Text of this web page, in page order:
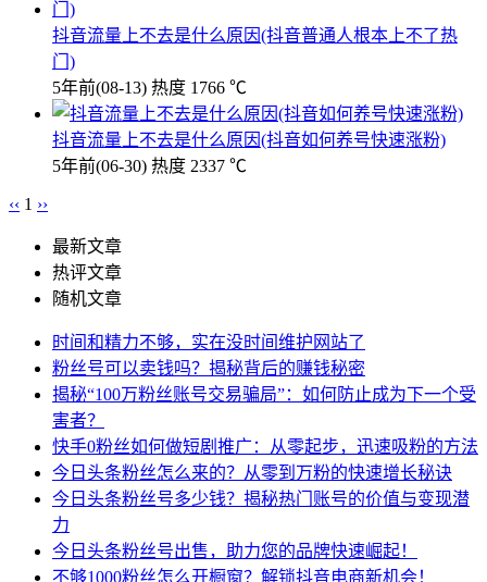
抖音流量上不去是什么原因(抖音普通人根本上不了热
门)
5年前(08-13) 热度 1766 ℃
抖音流量上不去是什么原因(抖音如何养号快速涨粉)
5年前(06-30) 热度 2337 ℃
‹‹ 1 ››
最新文章
热评文章
随机文章
时间和精力不够，实在没时间维护网站了
粉丝号可以卖钱吗？揭秘背后的赚钱秘密
揭秘“100万粉丝账号交易骗局”：如何防止成为下一个受
害者？
快手0粉丝如何做短剧推广：从零起步，迅速吸粉的方法
今日头条粉丝怎么来的？从零到万粉的快速增长秘诀
今日头条粉丝号多少钱？揭秘热门账号的价值与变现潜
力
今日头条粉丝号出售，助力您的品牌快速崛起！
不够1000粉丝怎么开橱窗？解锁抖音电商新机会！